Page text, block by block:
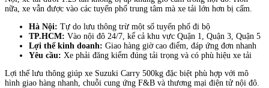
nữa, xe vẫn được vào các tuyến phố trung tâm mà xe tải lớn hơn bị cấm.
Hà Nội: Tự do lưu thông trừ một số tuyến phố đi bộ
TP.HCM: Vào nội đô 24/7, kể cả khu vực Quận 1, Quận 3, Quận 5
Lợi thế kinh doanh: Giao hàng giờ cao điểm, đáp ứng đơn nhanh
Yêu cầu: Xe phải đăng kiểm đúng tải trọng và có phù hiệu xe tải
Lợi thế lưu thông giúp xe Suzuki Carry 500kg đặc biệt phù hợp với mô
hình giao hàng nhanh, chuỗi cung ứng F&B và thương mại điện tử nội đô.